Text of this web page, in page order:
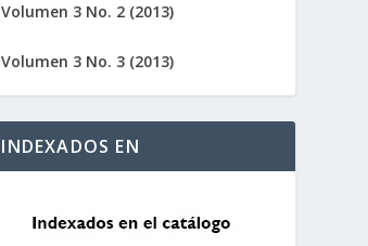
Volumen 3 No. 2 (2013)
Volumen 3 No. 3 (2013)
INDEXADOS EN